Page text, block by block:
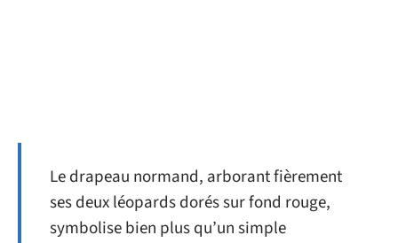
Le drapeau normand, arborant fièrement
ses deux léopards dorés sur fond rouge,
symbolise bien plus qu’un simple